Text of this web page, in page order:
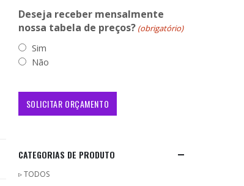
Deseja receber mensalmente
nossa tabela de preços? (obrigatório)
Sim
Não
CATEGORIAS DE PRODUTO
▹ TODOS